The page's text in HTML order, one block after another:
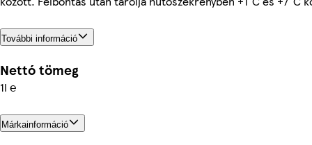
További információ
Nettó tömeg
1l ℮
Márkainformáció